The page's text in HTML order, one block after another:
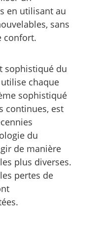
en utilisant au
sans
confort.
sophistiqué du
chaque
sophistiqué
continues, est
du
de manière
plus diverses.
pertes de